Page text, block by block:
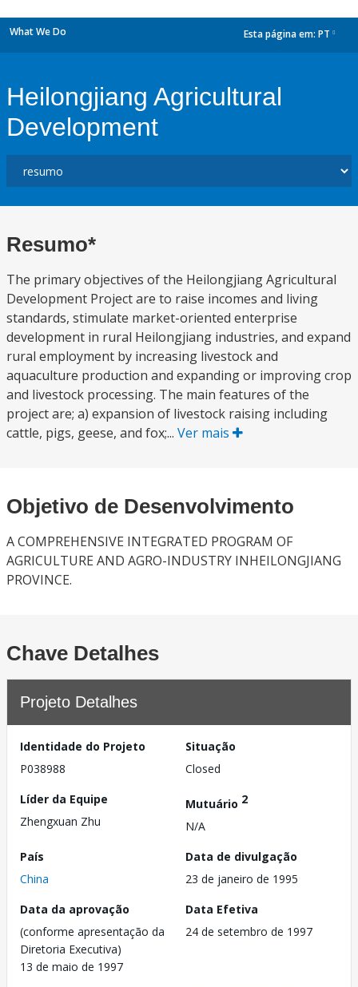
What We Do Esta página em: PT
Heilongjiang Agricultural
Development
Resumo*
The primary objectives of the Heilongjiang Agricultural
Development Project are to raise incomes and living
standards, stimulate market-oriented enterprise
development in rural Heilongjiang industries, and expand
rural employment by increasing livestock and
aquaculture production and expanding or improving crop
and livestock processing. The main features of the
project are; a) expansion of livestock raising including
cattle, pigs, geese, and fox;... Ver mais
Objetivo de Desenvolvimento
A COMPREHENSIVE INTEGRATED PROGRAM OF
AGRICULTURE AND AGRO-INDUSTRY INHEILONGJIANG
PROVINCE.
Chave Detalhes
Projeto Detalhes
Identidade do Projeto
P038988
Situação
Closed
Líder da Equipe
Zhengxuan Zhu
Mutuário 2
N/A
País
China
Data de divulgação
23 de janeiro de 1995
Data da aprovação
(conforme apresentação da
Diretoria Executiva)
13 de maio de 1997
Data Efetiva
24 de setembro de 1997